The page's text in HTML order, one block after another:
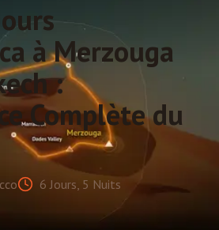
à Merzouga
:
Complète du
6 Jours, 5 Nuits